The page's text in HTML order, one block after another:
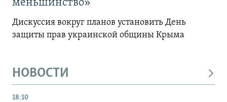
меньшинство»
Дискуссия вокруг планов установить День
защиты прав украинской общины Крыма
НОВОСТИ
18:10